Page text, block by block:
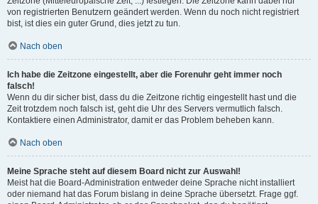
von registrierten Benutzern geändert werden. Wenn du noch nicht registriert
bist, ist dies ein guter Grund, dies jetzt zu tun.
Nach oben
Ich habe die Zeitzone eingestellt, aber die Forenuhr geht immer noch
falsch!
Wenn du dir sicher bist, dass du die Zeitzone richtig eingestellt hast und die
Zeit trotzdem noch falsch ist, geht die Uhr des Servers vermutlich falsch.
Kontaktiere einen Administrator, damit er das Problem beheben kann.
Nach oben
Meine Sprache steht auf diesem Board nicht zur Auswahl!
Meist hat die Board-Administration entweder deine Sprache nicht installiert
oder niemand hat das Forum bislang in deine Sprache übersetzt. Frage ggf.